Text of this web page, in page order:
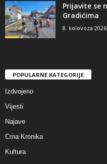
Prijavite se
Gradićima
8. kolovoza 2026
POPULARNE KATEGORIJE
Izdvojeno
Vijesti
Najave
Crna Kronika
Kultura